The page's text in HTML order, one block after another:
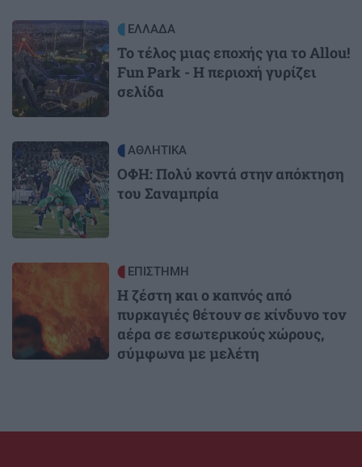
Image ΕΛΛΑΔΑ
Το τέλος μιας εποχής για το Allou!
Fun Park - Η περιοχή γυρίζει
σελίδα
Image ΑΘΛΗΤΙΚΑ
ΟΦΗ: Πολύ κοντά στην απόκτηση
του Σαναμπρία
ΕΠΙΣΤΗΜΗ
Η ζέστη και ο καπνός από
πυρκαγιές θέτουν σε κίνδυνο τον
αέρα σε εσωτερικούς χώρους,
σύμφωνα με μελέτη